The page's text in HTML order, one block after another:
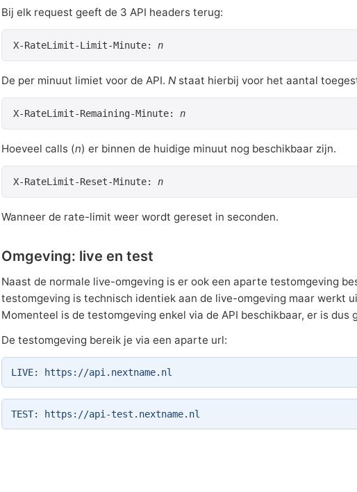
Bij elk request geeft de 3 API headers terug:
X-RateLimit-Limit-Minute: n
De per minuut limiet voor de API. Nstaat hierbij voor het aantal
X-RateLimit-Remaining-Minute: n
Hoeveel calls (n) er binnen de huidige minuut nog beschikbaar zijn.
X-RateLimit-Reset-Minute: n
Wanneer de rate-limit weer wordt gereset in seconden.
Omgeving: live en test
Naast de normale live-omgeving is er ook een aparte testomgeving
testomgeving is technisch identiek aan de live-omgeving maar werkt
Momenteel is de testomgeving enkel via de API beschikbaar, er is
De testomgeving bereik je via een aparte url:
LIVE: https://api.nextname.nl
TEST: https://api-test.nextname.nl